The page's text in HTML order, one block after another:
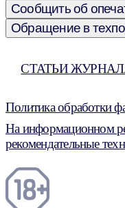
Сообщить об
Обращение в
СТАТЬИ
Политика обработки
На информационном
рекомендательные